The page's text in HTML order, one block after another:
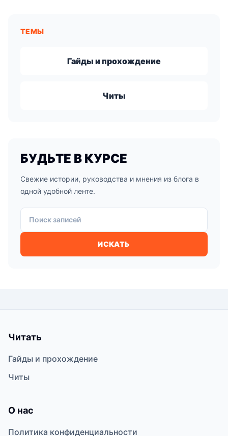
ТЕМЫ
Гайды и прохождение
Читы
БУДЬТЕ В КУРСЕ
Свежие истории, руководства и мнения из блога в
одной удобной ленте.
Поиск записей
ИСКАТЬ
Читать
Гайды и прохождение
Читы
О нас
Политика конфиденциальности